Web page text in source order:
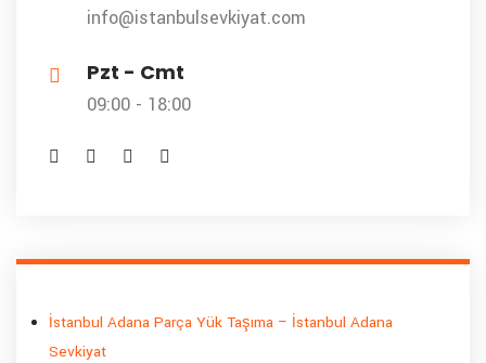
info@istanbulsevkiyat.com
Pzt - Cmt
09:00 - 18:00
İstanbul Adana Parça Yük Taşıma – İstanbul Adana
Sevkiyat